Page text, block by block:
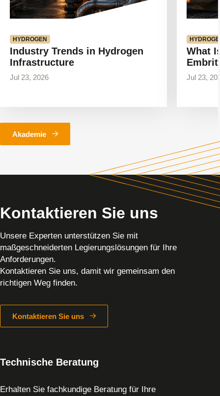
HYDROGEN
Industry Trends in Hydrogen
Infrastructure
Jul 23, 2026
What
Jul 23,
Akademie
Kontaktieren Sie uns
Unsere Experten unterstützen Sie mit
maßgeschneiderten Legierungslösungen für Ihre
Anforderungen.
Kontaktieren Sie uns, damit wir gemeinsam den
richtigen Weg finden.
Kontaktieren Sie uns
Technische Beratung
Erhalten Sie fachkundige Beratung für Ihre